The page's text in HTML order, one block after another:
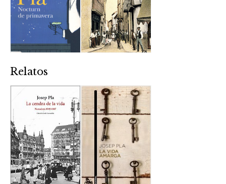
Relatos